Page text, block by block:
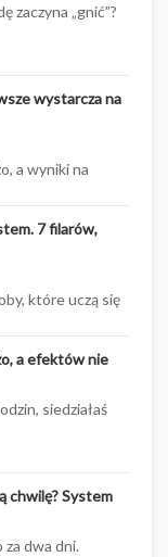
zaczyna „gnić”?
wystarcza na
a wyniki na
7 filarów,
które uczą się
a efektów nie
siedziałaś
chwilę? System
za dwa dni.